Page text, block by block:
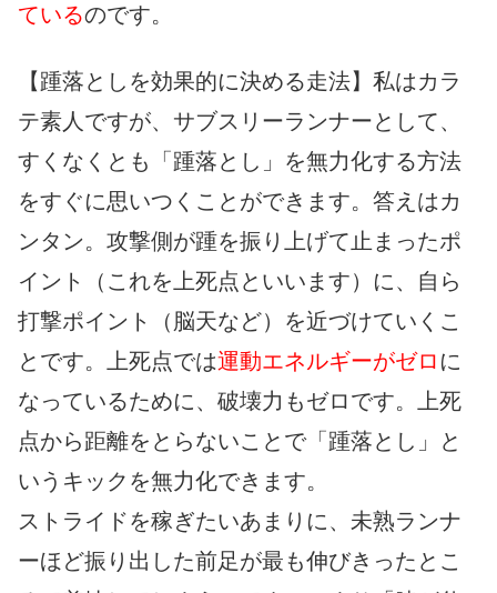
ているのです。
【踵落としを効果的に決める走法】私はカラ
テ素人ですが、サブスリーランナーとして、
すくなくとも「踵落とし」を無力化する方法
をすぐに思いつくことができます。答えはカ
ンタン。攻撃側が踵を振り上げて止まったポ
イント（これを上死点といいます）に、自ら
打撃ポイント（脳天など）を近づけていくこ
とです。上死点では運動エネルギーがゼロ に
なっているために、破壊力もゼロです。上死
点から距離をとらないことで「踵落とし」と
いうキックを無力化できます。
ストライドを稼ぎたいあまりに、未熟ランナ
ーほど振り出した前足が最も伸びきったとこ